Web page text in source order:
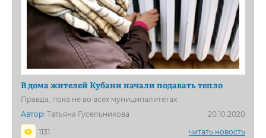
В дома жителей Кубани начали подавать тепло
Правда, пока не во всех муниципалитетах
Автор: Татьяна Гусельникова
20.10.2020
1131
читать новость